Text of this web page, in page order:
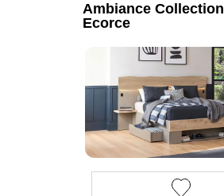
Ambiance Collection
Ecorce